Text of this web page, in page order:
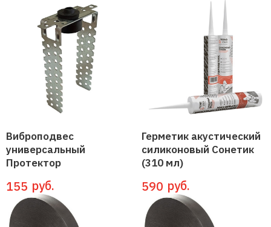
Виброподвес
универсальный
Протектор
155 руб.
Герметик акустический
силиконовый Сонетик
(310 мл)
590 руб.